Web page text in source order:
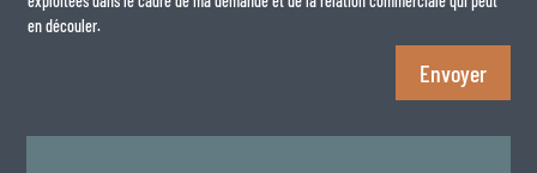
en découler.
Envoyer